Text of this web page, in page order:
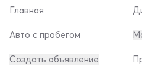
Главная
Авто с пробегом
Создать объявление